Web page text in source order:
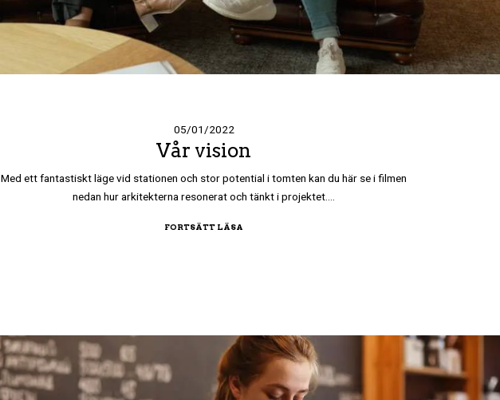
05/01/2022
Vår vision
Med ett fantastiskt läge vid stationen och stor potential i tomten kan du här se i filmen
nedan hur arkitekterna resonerat och tänkt i projektet.…
FORTSÄTT LÄSA